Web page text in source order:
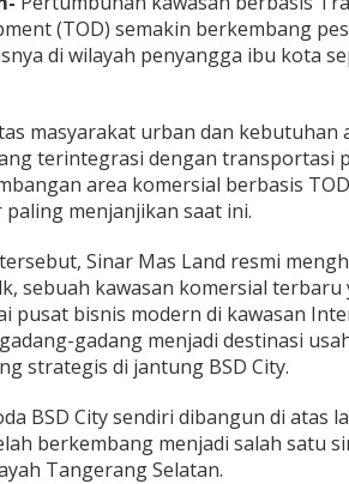
(TOD) semakin berkembang
di wilayah penyangga ibu kota
masyarakat urban dan kebutuhan
terintegrasi dengan transportasi
area komersial berbasis
menjanjikan saat ini.
Sinar Mas Land resmi
sebuah kawasan komersial terbaru
pusat bisnis modern di kawasan
gadang menjadi destinasi
strategis di jantung BSD City.
BSD City sendiri dibangun di atas
berkembang menjadi salah satu
Tangerang Selatan.